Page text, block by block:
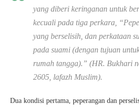
yang diberi keringanan untuk
kecuali pada tiga perkara,
yang berselisih, dan perkataan
pada suami (dengan tujuan
rumah tangga).” (HR. Bukhari
2605, lafazh Muslim).
Dua kondisi pertama, peperangan dan